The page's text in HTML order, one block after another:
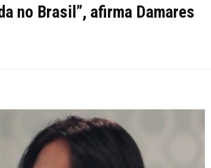
no Brasil”, afirma Damares